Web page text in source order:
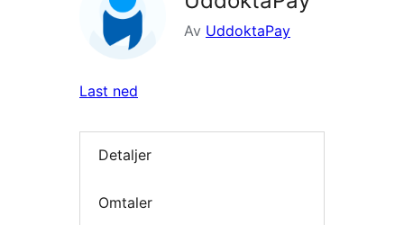
Av UddoktaPay
Last ned
Detaljer
Omtaler